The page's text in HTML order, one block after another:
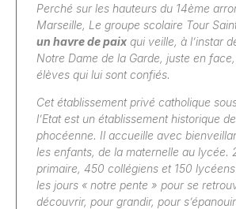
Perché sur les hauteurs du 14ème
Marseille, Le groupe scolaire Tour
un havre de paix qui veille, à l’instar
Notre Dame de la Garde, juste en
élèves qui lui sont confiés.
Cet établissement privé catholique
l’Etat est un établissement historique
phocéenne. Il accueille avec
les enfants, de la maternelle au lycée.
primaire, 450 collégiens et 150
les jours « notre pente » pour se
découvrir, pour grandir, pour